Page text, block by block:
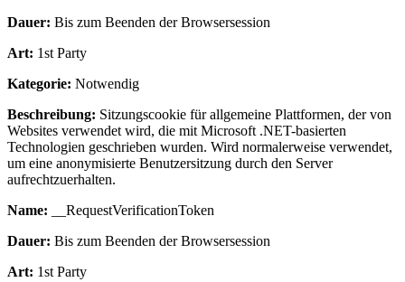
Dauer: Bis zum Beenden der Browsersession
Art: 1st Party
Kategorie: Notwendig
Beschreibung: Sitzungscookie für allgemeine Plattformen, der von
Websites verwendet wird, die mit Microsoft .NET-basierten
Technologien geschrieben wurden. Wird normalerweise verwendet,
um eine anonymisierte Benutzersitzung durch den Server
aufrechtzuerhalten.
Name: __RequestVerificationToken
Dauer: Bis zum Beenden der Browsersession
Art: 1st Party